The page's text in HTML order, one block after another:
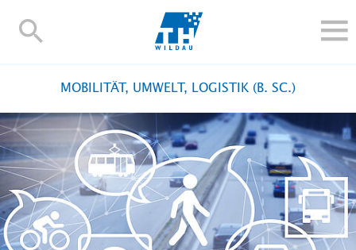
TH-
STUDIEREN UND WEITERBILDEN
FORSCHUNG UND TRANSFER
ALUMNI
HOCHSCHULE
INTERNATIONAL
BESCHÄFTIGTE
MOBILITÄT, UMWELT, LOGISTIK (B. SC.)